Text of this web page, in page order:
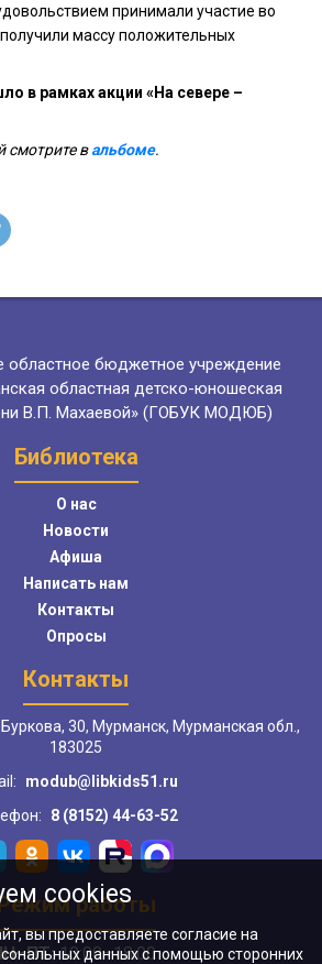
принимали участие во
массу положительных
в рамках акции «На севере –
смотрите вальбоме.
областное бюджетное учреждение
областная детско-юношеская
В.П. Махаевой» (ГОБУК МОДЮБ)
Библиотека
О нас
Новости
Афиша
Написать нам
Контакты
Опросы
Контакты
30, Мурманск, Мурманская обл.,
183025
modub@libkids51.ru
8 (8152) 44-63-52
работы
10:00–18:00
cookies
вы предоставляете согласие на
данных с помощью сторонних